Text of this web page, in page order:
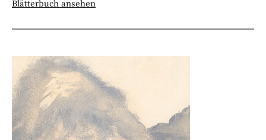
Blätterbuch ansehen